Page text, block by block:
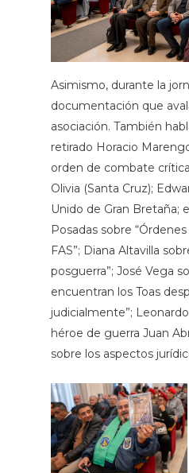
Asimismo, durante la
documentación que
asociación. También
retirado Horacio
orden de combate
Olivia (Santa Cruz);
Unido de Gran Bretaña;
Posadas sobre
FAS”; Diana Altavilla
posguerra”; José Vega
encuentran los Toas
judicialmente”;
héroe de guerra Juan
sobre los aspectos